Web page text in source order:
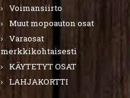
Voimansiirto
Muut mopoauton osat
Varaosat
merkkikohtaisesti
KÄYTETYT OSAT
LAHJAKORTTI